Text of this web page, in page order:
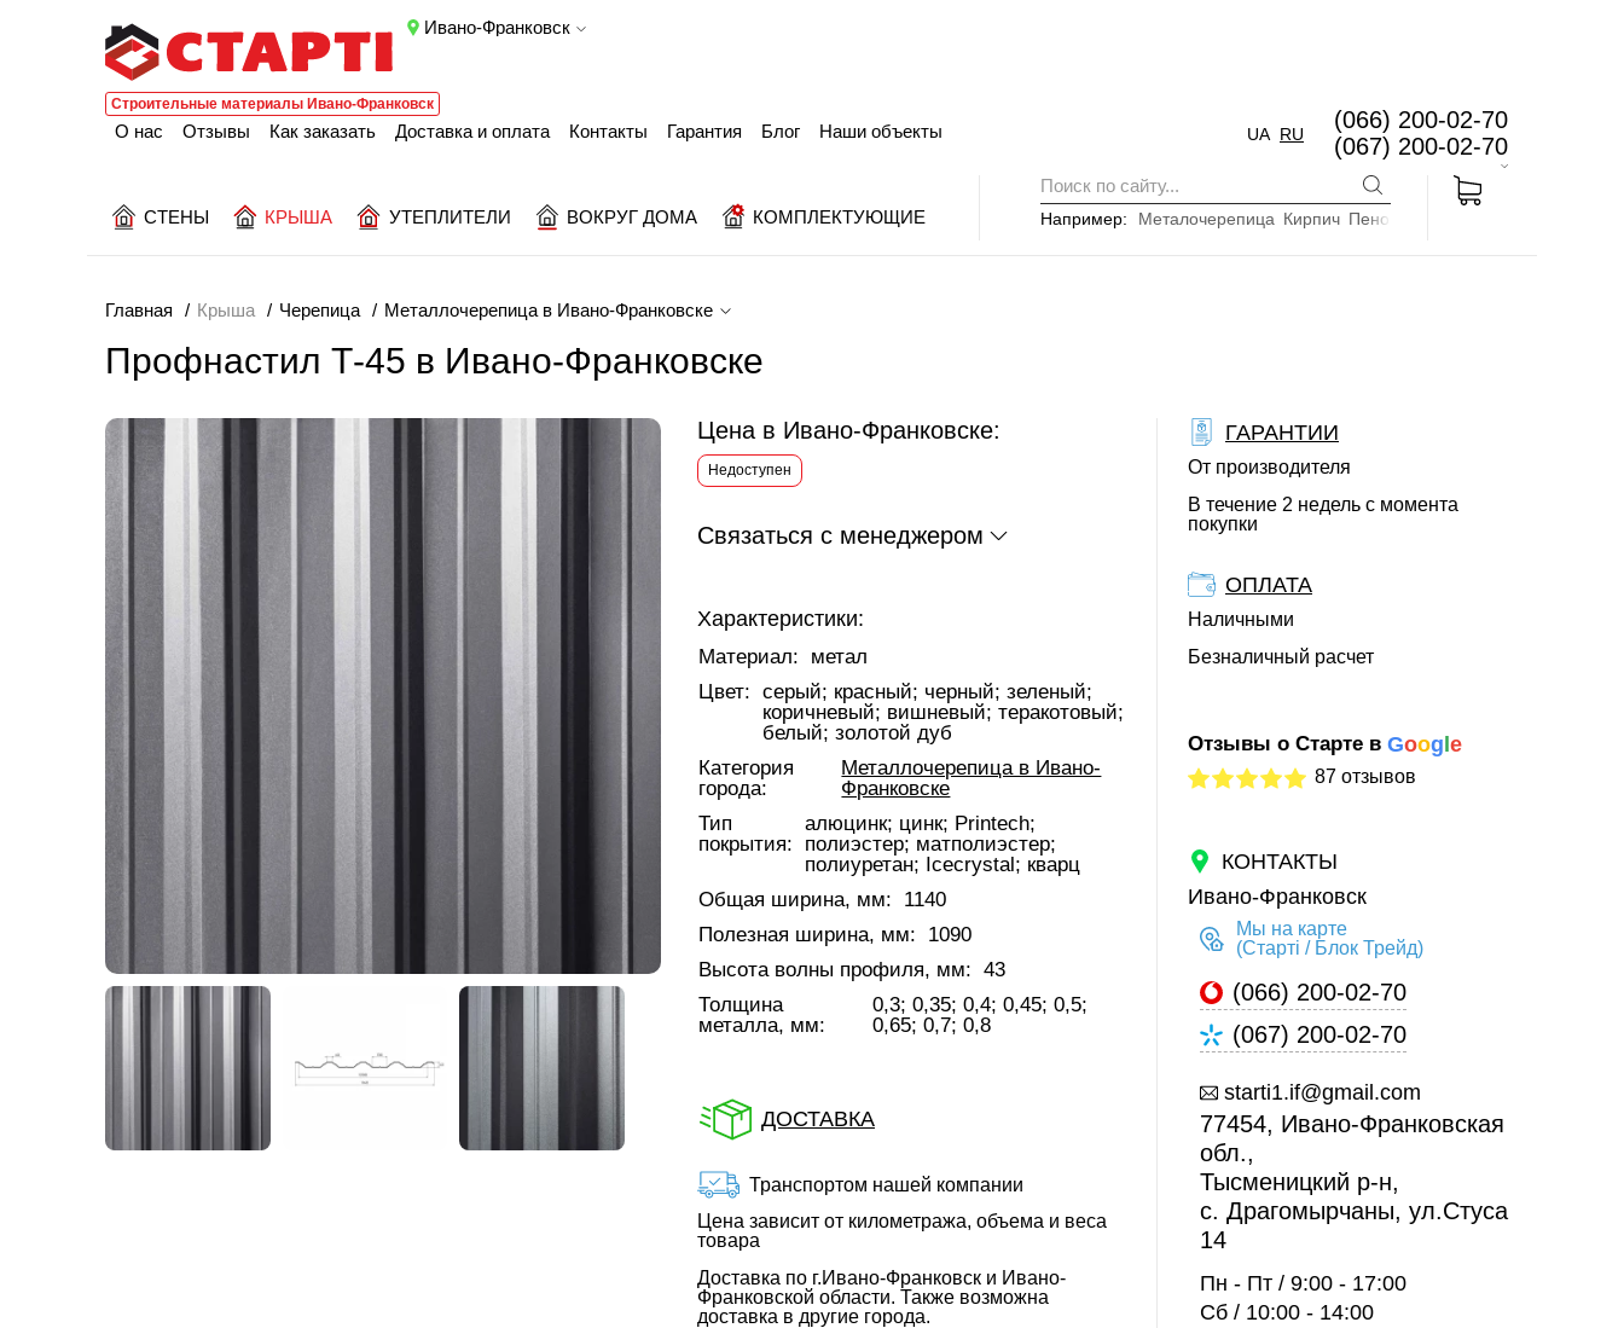
Ивано-Франковск
Строительные материалы Ивано-Франковск
Например: Металочерепица Кирпич Пенопласт
СТЕНЫ КРЫША УТЕПЛИТЕЛИ ВОКРУГ ДОМА КОМПЛЕКТУЮЩИЕ
(066) 200-02-70
(067) 200-02-70
О нас Отзывы Как заказать Доставка и оплата Контакты Гарантия Блог Наши объекты UA RU
Главная Крыша Черепица Металлочерепица в Ивано-Франковске
Профнастил Т-45 в Ивано-Франковске
Цена в Ивано-Франковске:
Недоступен
Связаться с менеджером
Характеристики:
Материал:
метал
Цвет: серый; красный; черный; зеленый;
коричневый; вишневый; теракотовый;
белый; золотой дуб
Категория
города:
Металлочерепица в Ивано-
Франковске
Тип
покрытия:
алюцинк; цинк; Printech;
полиэстер; матполиэстер;
полиуретан; Icecrystal; кварц
Общая ширина, мм:
1140
Полезная ширина, мм:
1090
Высота волны профиля, мм: 43
Толщина
металла, мм:
0,3; 0,35; 0,4; 0,45; 0,5;
0,65; 0,7; 0,8
ДОСТАВКА
Транспортом нашей компании
Цена зависит от километража, объема и веса
товара
Доставка по г.Ивано-Франковск и Ивано-
Франковской области. Также возможна
доставка в другие города.
ГАРАНТИИ
От производителя
В течение 2 недель с момента
покупки
ОПЛАТА
Наличными
Безналичный расчет
Отзывы о Старте в Goog e
87 отзывов
КОНТАКТЫ
Ивано-Франковск
Мы на карте
(Старті / Блок Трейд)
(066) 200-02-70
(067) 200-02-70
starti1.if@gmail.com
77454, Ивано-Франковская
обл.,
Тысменицкий р-н,
с. Драгомырчаны, ул.Стуса
14
Пн - Пт / 9:00 - 17:00
Сб / 10:00 - 14:00